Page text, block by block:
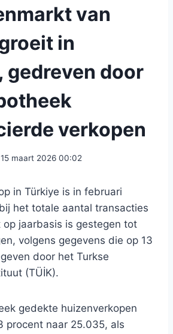
van
in
gedreven door
verkopen
15 maart 2026 00:02
in Türkiye is in februari
het totale aantal transacties
jaarbasis is gestegen tot
volgens gegevens die op 13
door het Turkse
(TÜİK).
gedekte huizenverkopen
procent naar 25.035, als